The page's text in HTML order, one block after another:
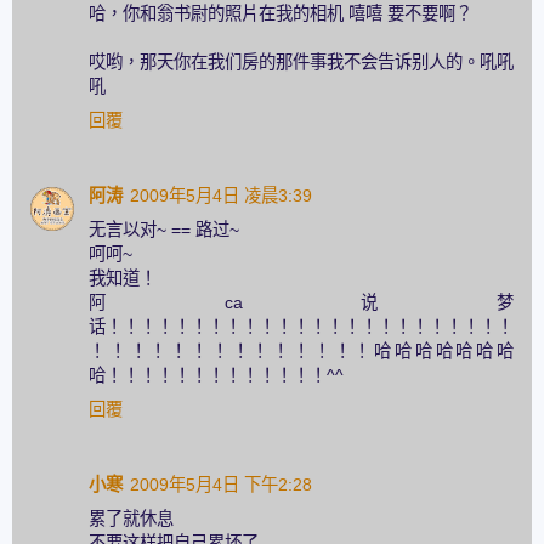
哈，你和翁书尉的照片在我的相机 嘻嘻 要不要啊？
哎哟，那天你在我们房的那件事我不会告诉别人的。吼吼
吼
回覆
阿涛 2009年5月4日 凌晨3:39
无言以对~ == 路过~
呵呵~
我知道！
阿ca说梦
话！！！！！！！！！！！！！！！！！！！！！！！！
！！！！！！！！！！！！！！哈哈哈哈哈哈哈
哈！！！！！！！！！！！！！^^
回覆
小寒 2009年5月4日 下午2:28
累了就休息